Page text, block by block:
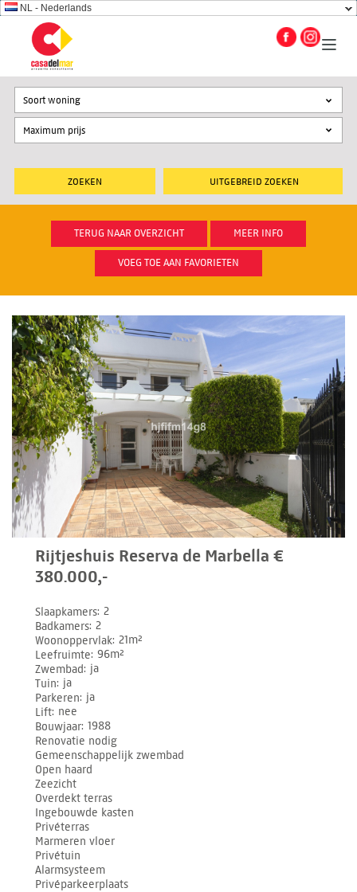
NL - Nederlands
UITGEBREID ZOEKEN
Soort woning
TERUG NAAR OVERZICHT MEER INFO
VOEG TOE AAN FAVORIETEN
Rijtjeshuis Reserva de Marbella €
380.000,-
Slaapkamers 2
Badkamers 2
Woonoppervlak 21m²
Leefruimte 96m²
Zwembad ja
Tuin ja
Parkeren ja
Lift nee
Bouwjaar 1988
Renovatie nodig
Gemeenschappelijk zwembad
Open haard
Zeezicht
Overdekt terras
Ingebouwde kasten
Privéterras
Marmeren vloer
Privétuin
Alarmsysteem
Privéparkeerplaats